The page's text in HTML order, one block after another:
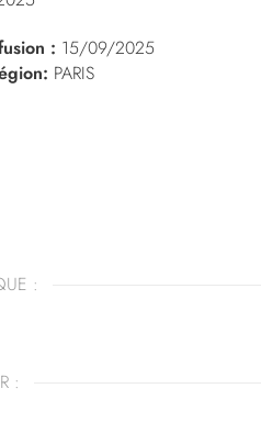
: 15/09/2025
PARIS
:
: